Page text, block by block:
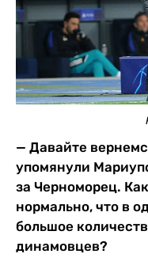
— Давайте
упомянули
за Черноморец.
нормально, что в
большое
динамовцев?